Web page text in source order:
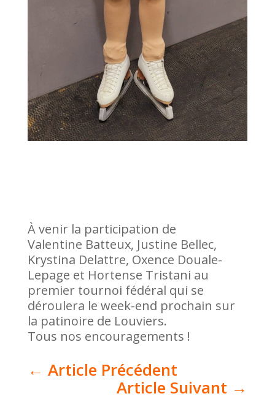
À venir la participation de
Valentine Batteux, Justine Bellec,
Krystina Delattre, Oxence Douale-
Lepage et Hortense Tristani au
premier tournoi fédéral qui se
déroulera le week-end prochain sur
la patinoire de Louviers.
Tous nos encouragements !
← Article Précédent
Article Suivant →